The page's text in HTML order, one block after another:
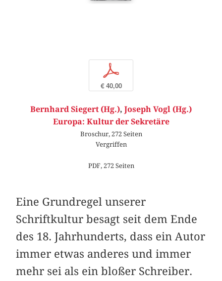
p
€ 40,00
Bernhard Siegert (Hg.), Joseph Vogl (Hg.)
Europa: Kultur der Sekretäre
Broschur, 272 Seiten
Vergriffen
PDF, 272 Seiten
Eine Grundregel unserer
Schriftkultur besagt seit dem Ende
des 18. Jahrhunderts, dass ein Autor
immer etwas anderes und immer
mehr sei als ein bloßer Schreiber.